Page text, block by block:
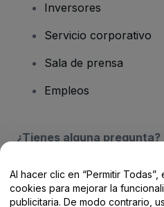
Inversores
Servicio corporativo
Sala de prensa
Empleos
¿Tienes alguna pregunta?
Centro de Ayuda /
Al hacer clic en “Permitir
cookies para mejorar la
publicitaria. De modo contrario,